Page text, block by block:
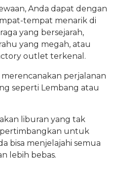
Anda dapat dengan
tempat menarik di
yang bersejarah,
yang megah, atau
outlet terkenal.
merencanakan perjalanan
seperti Lembang atau
liburan yang tak
untuk
bisa menjelajahi semua
lebih bebas.